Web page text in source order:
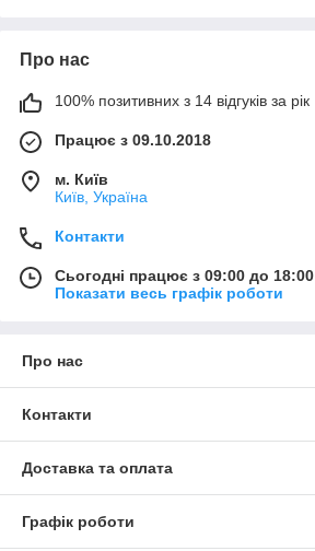
Про нас
100% позитивних з 14 відгуків за рік
Працює з 09.10.2018
м. Київ
Київ, Україна
Контакти
Сьогодні працює з 09:00 до 18:00
Показати весь графік роботи
Про нас
Контакти
Доставка та оплата
Графік роботи